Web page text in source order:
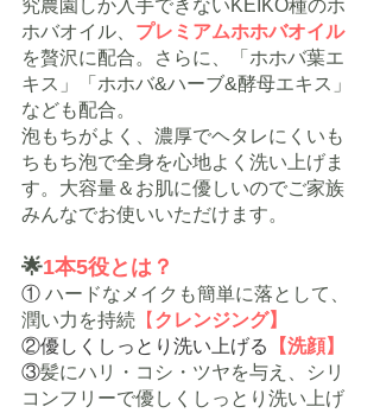
究農園しか入手できないKEIKO種のホ
ホバオイル、 プレミアムホホバオイル
を贅沢に配合。 さらに、
「ホホバ葉エ
キス」「ホホバ&ハーブ&酵母エキス」
なども配合。
泡もちがよく、濃厚でヘタレにくいも
ちもち泡で全身を心地よく洗い上げま
す。大容量＆お肌に優しいのでご家族
みんなでお使いいただけます。
🌟1本5役とは？
① ハードなメイクも簡単に落として、
潤い力を持続 【 クレンジング】
②優しくしっとり洗い上げる
【洗顔】
③髪にハリ・コシ・ツヤを与え、シリ
コンフリーで優しくしっとり洗い上げ